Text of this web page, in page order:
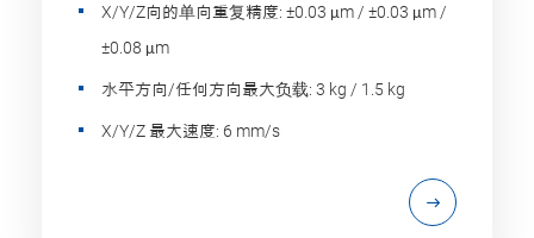
X/Y/Z向的单向重复精度: ±0.03 μm / ±0.03 μm /
±0.08 μm
水平方向/任何方向最大负载: 3 kg / 1.5 kg
X/Y/Z 最大速度: 6 mm/s